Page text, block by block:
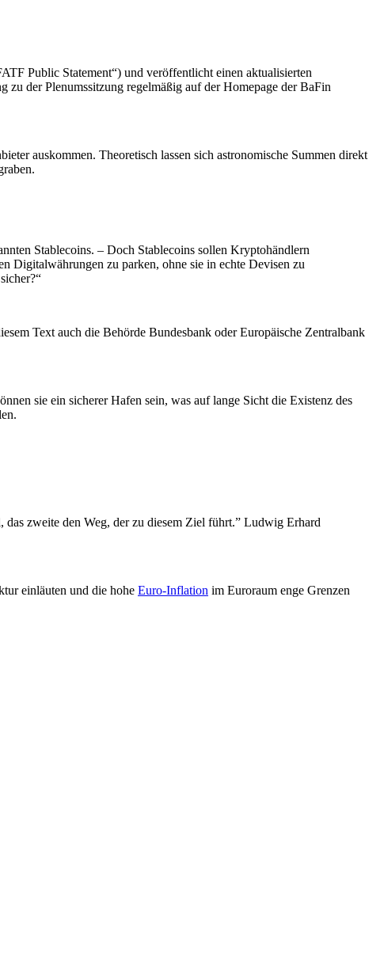
Public Statement“) und veröffentlicht einen aktualisierten
der Plenumssitzung regelmäßig auf der Homepage der BaFin
auskommen. Theoretisch lassen sich astronomische Summen direkt
Stablecoins. – Doch Stablecoins sollen Kryptohändlern
Digitalwährungen zu parken, ohne sie in echte Devisen zu
Text auch die Behörde Bundesbank oder Europäische Zentralbank
sie ein sicherer Hafen sein, was auf lange Sicht die Existenz des
das zweite den Weg, der zu diesem Ziel führt.” Ludwig Erhard
einläuten und die hohe Euro-Inflation im Euroraum enge Grenzen